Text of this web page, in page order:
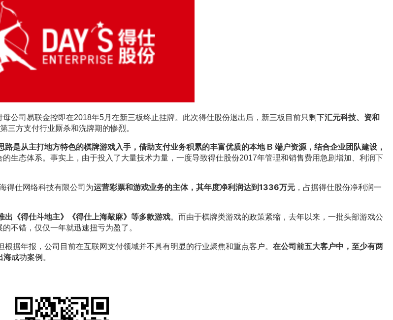
公司易联金控即在2018年5月在新三板终止挂牌。此次得仕股份退出后，新三板目前只剩下汇元科技、资和
三方支付行业厮杀和洗牌期的惨烈。
路是从主打地方特色的棋牌游戏入手，借助支付业务积累的丰富优质的本地 B 端户资源，结合企业团队建设，
生态体系。事实上，由于投入了大量技术力量，一度导致得仕股份2017年管理和销售费用急剧增加、利润下
得仕网络科技有限公司为运营彩票和游戏业务的主体，其年度净利润达到1336万元 ，占据得仕股份净利润一
出《得仕斗地主》《得仕上海敲麻》等多款游戏。而由于棋牌类游戏的政策紧缩，去年以来，一批头部游戏公
不错，仅仅一年就迅速扭亏为盈了。
据年报，公司目前在互联网支付领域并不具有明显的行业聚焦和重点客户。 在公司前五大客户中，至少有两
海成功案例。